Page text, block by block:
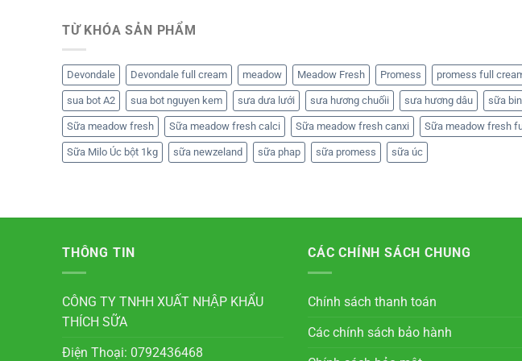
TỪ KHÓA SẢN PHẨM
Devondale Devondale full cream meadow Meadow Fresh Promess promess full
sua bot A2 sua bot nguyen kem sưa dưa lưới sưa hương chuốii sưa hương dâu sữa
Sữa meadow fresh Sữa meadow fresh calci Sữa meadow fresh canxi Sữa meadow fresh
Sữa Milo Úc bột 1kg sữa newzeland sữa phap sữa promess sữa úc
THÔNG TIN
CÔNG TY TNHH XUẤT NHẬP KHẨU
THÍCH SỮA
Điện Thoại: 0792436468
CÁC CHÍNH SÁCH CHUNG
Chính sách thanh toán
Các chính sách bảo hành